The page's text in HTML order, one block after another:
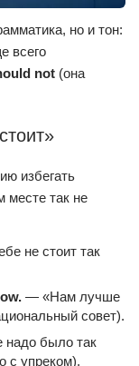
но и тон:
всего
not (она
избегать
месте так не
не стоит так
— «Нам лучше
совет).
было так
с упреком).